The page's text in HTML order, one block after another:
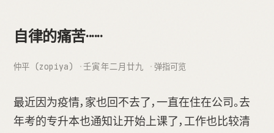
自律的痛苦······
仲平 (zopiya) 壬寅年二月廿九 弹指可览
最近因为疫情，家也回不去了，一直在住在公司。去
年考的专升本也通知让开始上课了，工作也比较清